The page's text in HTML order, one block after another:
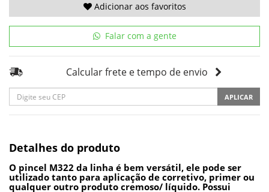
Adicionar aos favoritos
Falar com a gente
Calcular frete e tempo de envio
APLICAR
Detalhes do produto
O pincel M322 da linha é bem versátil, ele pode ser
utilizado tanto para aplicação de corretivo, primer ou
qualquer outro produto cremoso/ líquido. Possui